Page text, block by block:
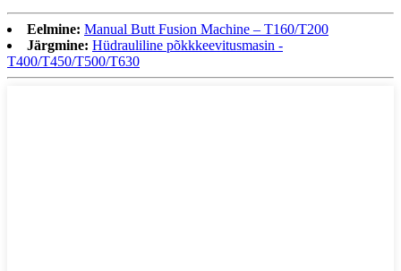
Eelmine: Manual Butt Fusion Machine – T160/T200
Järgmine: Hüdrauliline põkkkeevitusmasin -
T400/T450/T500/T630